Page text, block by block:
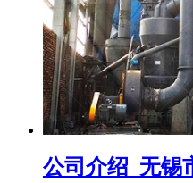
公司介绍_无锡